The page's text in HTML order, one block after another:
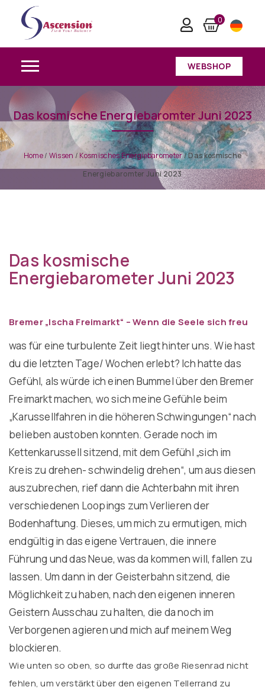
0
WEBSHOP
Das kosmische Energiebaromter Juni 2023
Home/ Wissen / Kosmisches Energiebarometer/Das kosmische
Energiebaromter Juni 2023
Das kosmische
Energiebarometer Juni 2023
Bremer „Ischa Freimarkt“ –Wenn die Seele sich freu
was für eine turbulente Zeit liegt hinter uns. Wie hast
du die letzten Tage/ Wochen erlebt? Ich hatte das
Gefühl, als würde ich einen Bummel über den Bremer
Freimarkt machen, wo sich meine Gefühle beim
„Karussellfahren in die höheren Schwingungen“ nach
belieben austoben konnten. Gerade noch im
Kettenkarussell sitzend, mit dem Gefühl „sich im
Kreis zu drehen- schwindelig drehen“, um aus diesen
auszubrechen, rief dann die Achterbahn mit ihren
verschiedenen Loopings zum Verlieren der
Bodenhaftung. Dieses, um mich zu ermutigen, mich
endgültig in das eigene Vertrauen, die innere
Führung und das Neue, was da kommen will, fallen zu
lassen. Um dann in der Geisterbahn sitzend, die
Möglichkeit zu haben, nach den eigenen inneren
Geistern Ausschau zu halten, die da noch im
Verborgenen agieren und mich auf meinem Weg
blockieren.
Wie unten so oben, so durfte das große Riesenrad nicht
fehlen, um verstärkt über den eigenen Tellerrand zu